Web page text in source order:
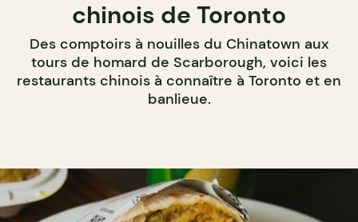
chinois de Toronto
Des comptoirs à nouilles du Chinatown aux
tours de homard de Scarborough, voici les
restaurants chinois à connaître à Toronto et en
banlieue.